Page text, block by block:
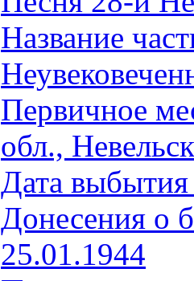
Название
Первичное
обл.,
Дата
Донесения о
25.01.1944